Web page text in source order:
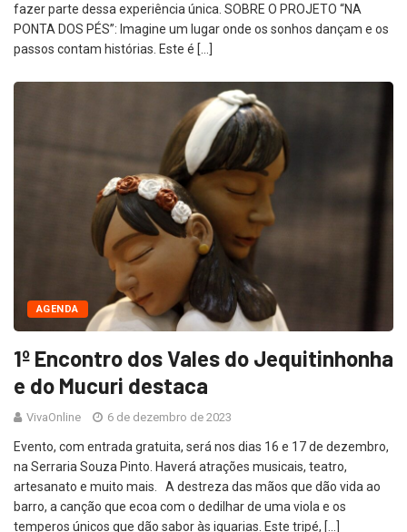
fazer parte dessa experiência única. SOBRE O PROJETO “NA
PONTA DOS PÉS”: Imagine um lugar onde os sonhos dançam e os
passos contam histórias. Este é […]
AGENDA
1º Encontro dos Vales do Jequitinhonha
e do Mucuri destaca
VivaOnline 6 de dezembro de 2023
Evento, com entrada gratuita, será nos dias 16 e 17 de dezembro,
na Serraria Souza Pinto. Haverá atrações musicais, teatro,
artesanato e muito mais. A destreza das mãos que dão vida ao
barro, a canção que ecoa com o dedilhar de uma viola e os
temperos únicos que dão sabor às iguarias. Este tripé, […]